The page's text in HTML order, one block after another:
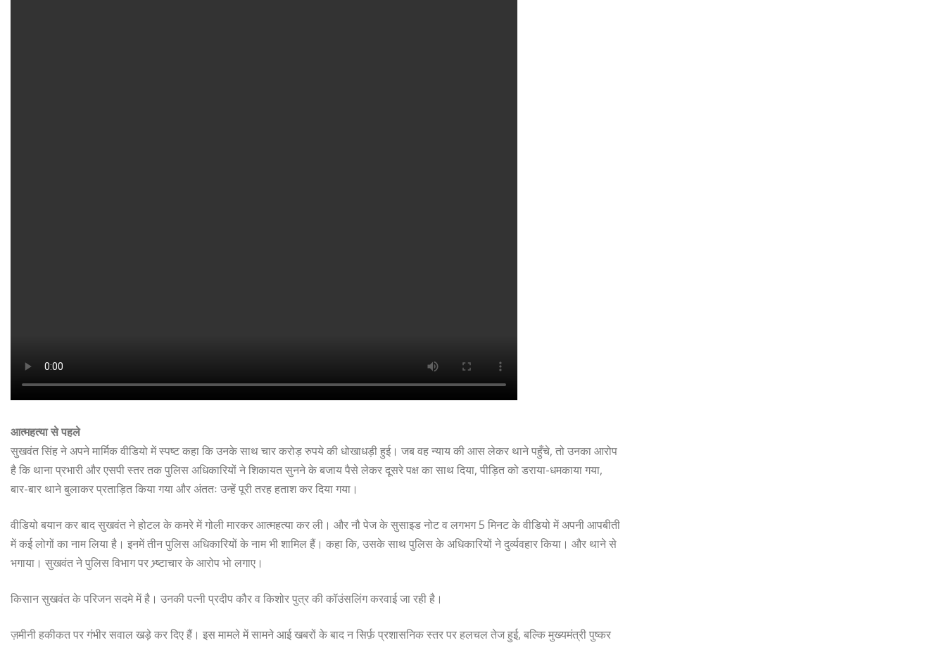
आत्महत्या से पहले
सुखवंत सिंह ने अपने मार्मिक वीडियो में स्पष्ट कहा कि उनके साथ चार करोड़ रुपये की धोखाधड़ी हुई। जब वह न्याय की आस लेकर थाने पहुँचे, तो उनका आरोप
है कि थाना प्रभारी और एसपी स्तर तक पुलिस अधिकारियों ने शिकायत सुनने के बजाय पैसे लेकर दूसरे पक्ष का साथ दिया, पीड़ित को डराया-धमकाया गया,
बार-बार थाने बुलाकर प्रताड़ित किया गया और अंततः उन्हें पूरी तरह हताश कर दिया गया।
वीडियो बयान कर बाद सुखवंत ने होटल के कमरे में गोली मारकर आत्महत्या कर ली। और नौ पेज के सुसाइड नोट व लगभग 5 मिनट के वीडियो में अपनी आपबीती
में कई लोगों का नाम लिया है। इनमें तीन पुलिस अधिकारियों के नाम भी शामिल हैं। कहा कि, उसके साथ पुलिस के अधिकारियों ने दुर्व्यवहार किया। और थाने से
भगाया। सुखवंत ने पुलिस विभाग पर भ्र्ष्टाचार के आरोप भो लगाए।
किसान सुखवंत के परिजन सदमे में है। उनकी पत्नी प्रदीप कौर व किशोर पुत्र की कॉउंसलिंग करवाई जा रही है।
ज़मीनी हकीकत पर गंभीर सवाल खड़े कर दिए हैं। इस मामले में सामने आई खबरों के बाद न सिर्फ़ प्रशासनिक स्तर पर हलचल तेज हुई, बल्कि मुख्यमंत्री पुष्कर